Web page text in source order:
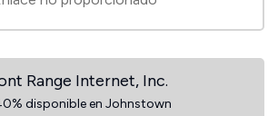
Range Internet, Inc.
disponible en Johnstown